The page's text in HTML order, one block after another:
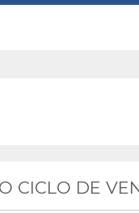
CICLO DE